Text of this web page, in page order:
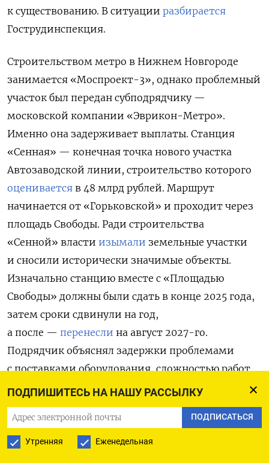
ПОДПИШИТЕСЬ НА НАШУ РАССЫЛКУ
ПОДПИСАТЬСЯ
Утренняя Еженедельная
к существованию. В ситуации разбирается
Гострудинспекция.
Строительством метро в Нижнем Новгороде
занимается «Моспроект-3», однако проблемный
участок был передан субподрядчику —
московской компании «Эврикон-Метро».
Именно она задерживает выплаты. Станция
«Сенная» — конечная точка нового участка
Автозаводской линии, строительство которого
оценивается в 48 млрд рублей. Маршрут
начинается от «Горьковской» и проходит через
площадь Свободы. Ради строительства
«Сенной» власти изымали земельные участки
и сносили исторически значимые объекты.
Изначально станцию вместе с «Площадью
Свободы» должны были сдать в конце 2025 года,
затем сроки сдвинули на год,
а после — перенесли на август 2027-го.
Подрядчик объяснял задержки проблемами
с поставками оборудования, сложностью работ
в историческом центре города и удорожанием
строительства.
Задержки зарплат становятся все более